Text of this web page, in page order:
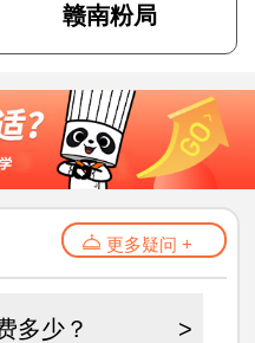
赣南粉局
更多疑问 +
多少？ >